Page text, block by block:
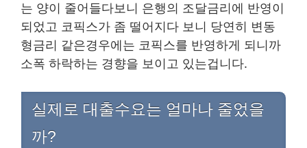
는 양이 줄어들다보니 은행의 조달금리에 반영이
되었고 코픽스가 좀 떨어지다 보니 당연히 변동
형금리 같은경우에는 코픽스를 반영하게 되니까
소폭 하락하는 경향을 보이고 있는겁니다.
실제로 대출수요는 얼마나 줄었을
까?